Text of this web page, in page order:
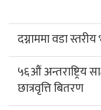
५६औं अन्तराष्ट्रिय
छात्रवृत्ति बितरण
भुरुङ तातोपानीमा